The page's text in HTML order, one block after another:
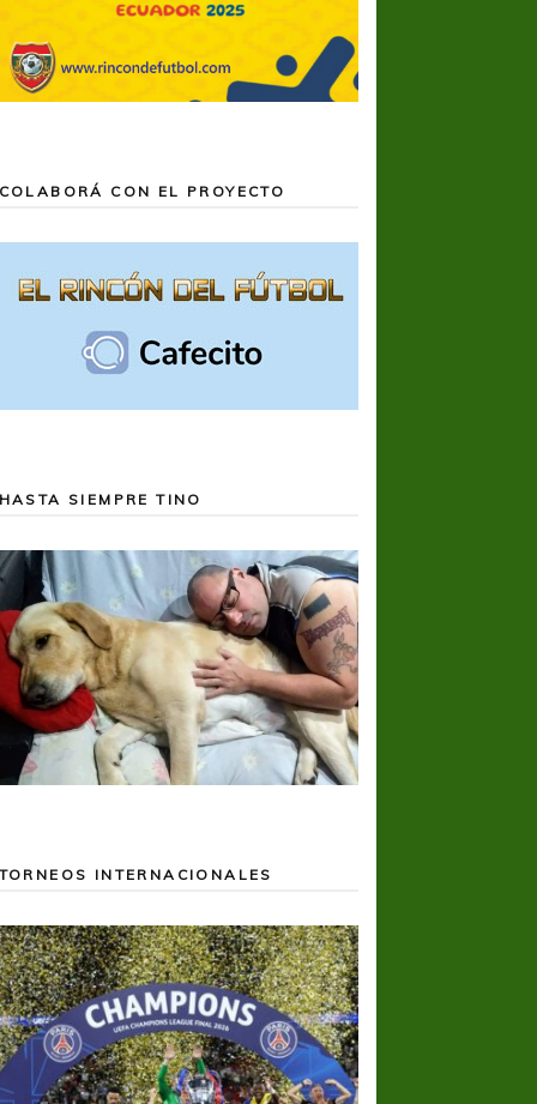
COLABORÁ CON EL PROYECTO
HASTA SIEMPRE TINO
TORNEOS INTERNACIONALES